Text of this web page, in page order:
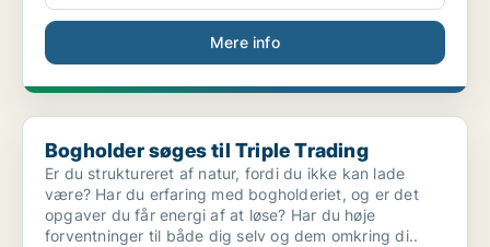
Mere info
Bogholder søges til Triple Trading
Bogholder søges til Triple Trading
Er du struktureret af natur, fordi du ikke kan lade
være? Har du erfaring med bogholderiet, og er det
opgaver du får energi af at løse? Har du høje
forventninger til både dig selv og dem omkring di..